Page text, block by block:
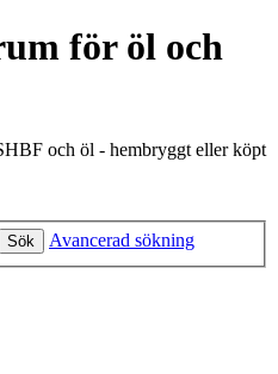
för öl och
och öl - hembryggt eller köpt
Sök Avancerad sökning